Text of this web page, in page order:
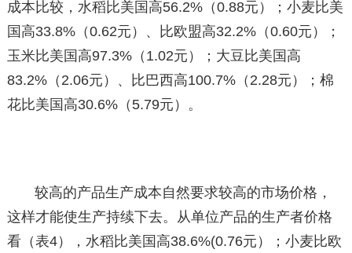
成本比较，水稻比美国高56.2%（0.88元）；小麦比美
国高33.8%（0.62元）、比欧盟高32.2%（0.60元）；
玉米比美国高97.3%（1.02元）；大豆比美国高
83.2%（2.06元）、比巴西高100.7%（2.28元）；棉
花比美国高30.6%（5.79元）。
较高的产品生产成本自然要求较高的市场价格，
这样才能使生产持续下去。从单位产品的生产者价格
看（表4），水稻比美国高38.6%(0.76元）；小麦比欧